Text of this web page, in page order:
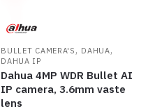
BULLET CAMERA'S , DAHUA,
DAHUA IP
Dahua 4MP WDR Bullet AI
IP camera, 3.6mm vaste
lens